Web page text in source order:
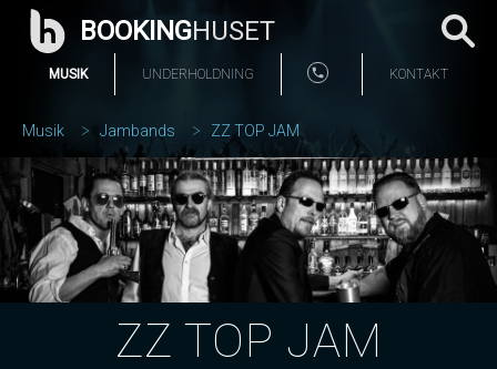
BOOKINGHUSET
MUSIK UNDERHOLDNING KONTAKT
Musik Jambands ZZ TOP JAM
ZZ TOP JAM